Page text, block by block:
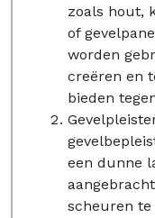
zoals hout,
of
worden
creëren en
bieden
een dunne
scheuren